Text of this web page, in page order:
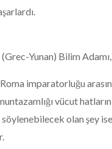
Yunan) Bilim
imparatorluğu
vücut
söylenebilecek olan şey